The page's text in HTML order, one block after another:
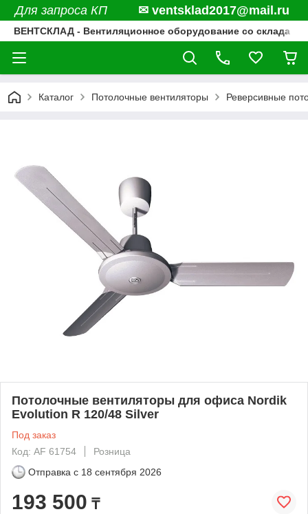
Для запроса КП ✉ ventsklad2017@mail.ru
ВЕНТСКЛАД - Вентиляционное оборудование со склада
Каталог Потолочные вентиляторы Реверсивные
Потолочные вентиляторы для офиса Nordik
Evolution R 120/48 Silver
Под заказ
Код: AF 61754
Розница
Отправка с 18 сентября 2026
193 500 ₸